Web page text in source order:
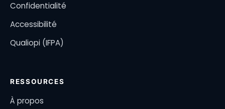
Confidentialité
Accessibilité
Qualiopi (IFPA)
RESSOURCES
À propos